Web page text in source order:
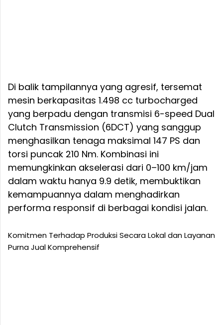
Di balik tampilannya yang agresif, tersemat
mesin berkapasitas 1.498 cc turbocharged
yang berpadu dengan transmisi 6-speed Dual
Clutch Transmission (6DCT) yang sanggup
menghasilkan tenaga maksimal 147 PS dan
torsi puncak 210 Nm. Kombinasi ini
memungkinkan akselerasi dari 0–100 km/jam
dalam waktu hanya 9.9 detik, membuktikan
kemampuannya dalam menghadirkan
performa responsif di berbagai kondisi jalan.
Komitmen Terhadap Produksi Secara Lokal dan Layanan
Purna Jual Komprehensif